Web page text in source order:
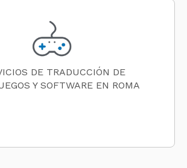
DE TRADUCCIÓN DE
Y SOFTWARE EN ROMA